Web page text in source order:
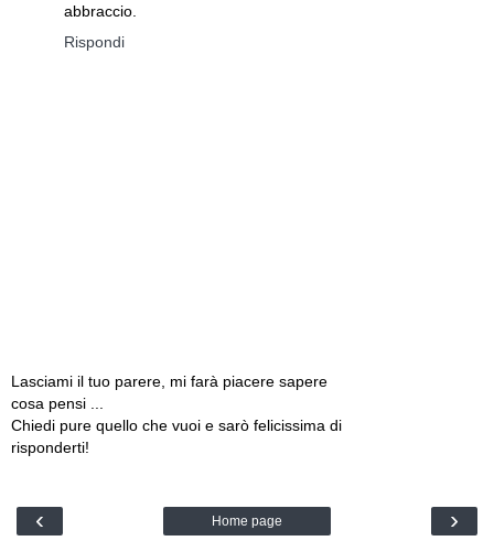
abbraccio.
Rispondi
Lasciami il tuo parere, mi farà piacere sapere
cosa pensi ...
Chiedi pure quello che vuoi e sarò felicissima di
risponderti!
‹ ›
Home page